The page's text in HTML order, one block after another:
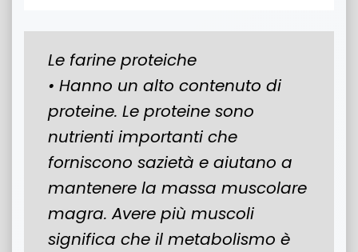
Le farine proteiche
• Hanno un alto contenuto di
proteine. Le proteine sono
nutrienti importanti che
forniscono sazietà e aiutano a
mantenere la massa muscolare
magra. Avere più muscoli
significa che il metabolismo è